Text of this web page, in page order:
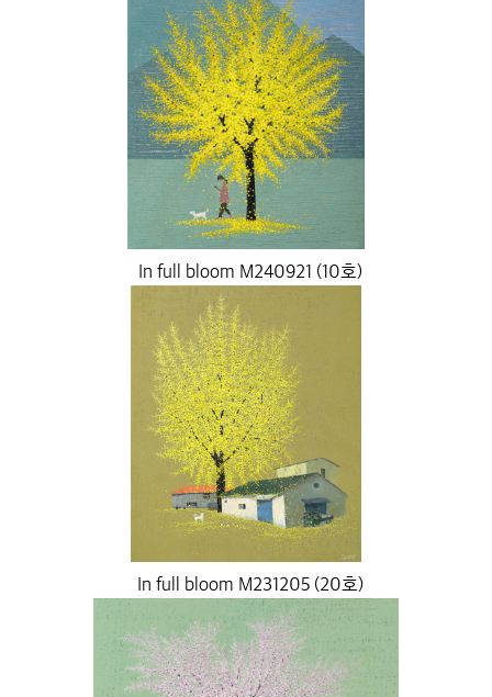
In full bloom M240921 (10호)
In full bloom M231205 (20호)